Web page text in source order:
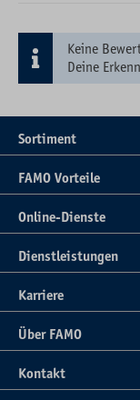
Keine
Deine
Sortiment
FAMO Vorteile
Online-Dienste
Dienstleistungen
Karriere
Über FAMO
Kontakt